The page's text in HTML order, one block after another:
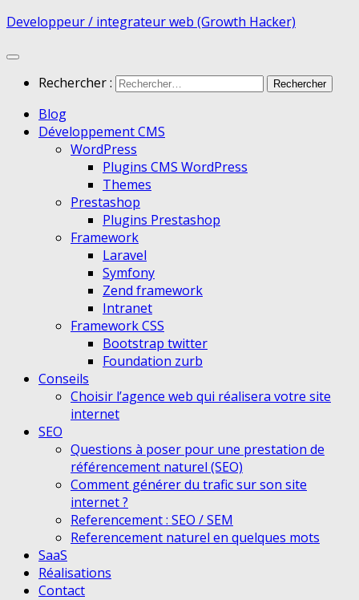
Developpeur / integrateur web (Growth Hacker)
Rechercher :
Blog
Développement CMS
WordPress
Plugins CMS WordPress
Themes
Prestashop
Plugins Prestashop
Framework
Laravel
Symfony
Zend framework
Intranet
Framework CSS
Bootstrap twitter
Foundation zurb
Conseils
Choisir l’agence web qui réalisera votre site
internet
SEO
Questions à poser pour une prestation de
référencement naturel (SEO)
Comment générer du trafic sur son site
internet ?
Referencement : SEO / SEM
Referencement naturel en quelques mots
SaaS
Réalisations
Contact